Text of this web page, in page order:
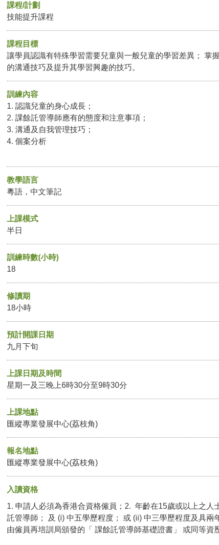
課程/計劃
技能提升課程
課程目標
讓學員認識有特殊學習需要兒童與一般兒童的學習差異； 掌
的溝通技巧及提升其學習興趣的技巧。
訓練內容
1. 認識兒童的身心成長；
2. 課餘託管導師應有的態度和注意事項；
3. 溝通及自我管理技巧；
4. 個案分析
教學語言
粵語，中文筆記
上課模式
半日
訓練時數(小時)
18
修讀期
18小時
預計開課日期
九月下旬
上課日期及時間
星期一及三晚上6時30分至9時30分
上課地點
匯縱專業發展中心(荔枝角)
報名地點
匯縱專業發展中心(荔枝角)
入讀資格
1. 申請人必須為香港合資格僱員；2. 年齡在15歲或以上之人
託管導師； 及 (i) 中五學歷程度； 或 (ii) 中三學歷程度及具兩
由僱員再培訓局頒發的「 課餘託管導師基礎證書」 或同等資